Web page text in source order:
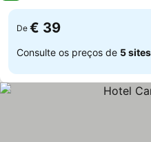
De € 39
Consulte os preços de 5 sites